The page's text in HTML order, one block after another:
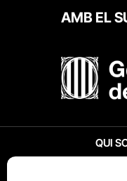
AMB EL
QUI